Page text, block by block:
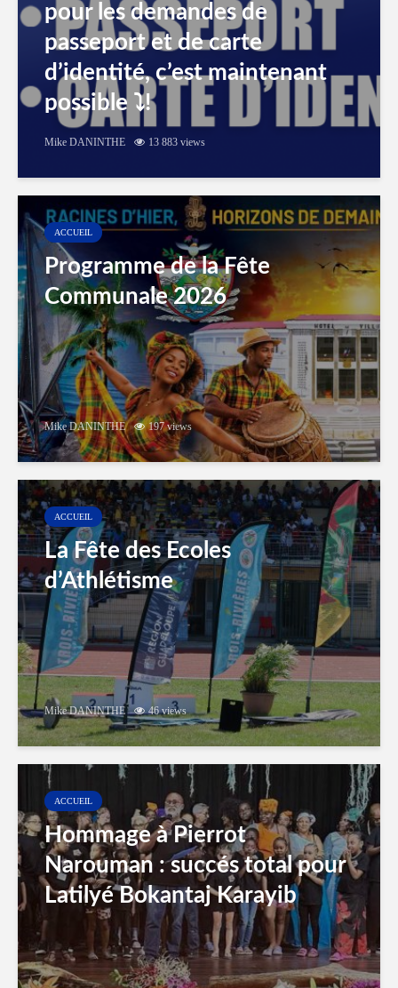
pour les demandes de
passeport et de carte
d’identité, c’est maintenant
possible ⤵️!
Mike DANINTHE 13 883 views
ACCUEIL
Programme de la Fête
Communale 2026
Mike DANINTHE 197 views
ACCUEIL
La Fête des Ecoles
d’Athlétisme
Mike DANINTHE 46 views
ACCUEIL
Hommage à Pierrot
Narouman : succés total pour
Latilyé Bokantaj Karayib